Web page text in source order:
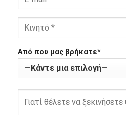
Από που μας βρήκατε*